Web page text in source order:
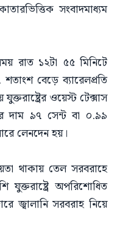
সংবাদমাধ্যম
রাত ১২টা ৫৫ মিনিটে
বেড়ে ব্যারেলপ্রতি
ওয়েস্ট টেক্সাস
দাম ৯৭ সেন্ট বা ০.৯৯
লেনদেন হয়।
থাকায় তেল সরবরাহে
যুক্তরাষ্ট্রে অপরিশোধিত
জ্বালানি সরবরাহ নিয়ে